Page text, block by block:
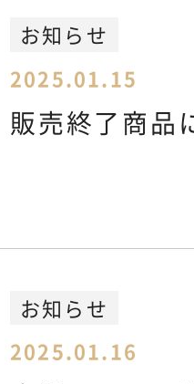
お知らせ
2025.01.15
販売終了商品
お知らせ
2025.01.16